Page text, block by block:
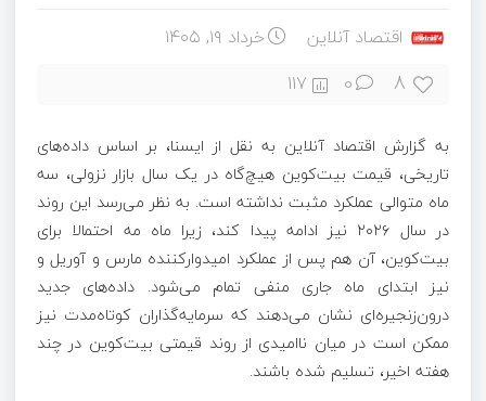
اقتصاد آنلاین خرداد ۱۹, ۱۴۰۵
8
0
117
به گزارش اقتصاد آنلاین به نقل از ایسنا، بر اساس داده‌های
تاریخی، قیمت بیت‌کوین هیچ‌گاه در یک سال بازار نزولی، سه
ماه متوالی عملکرد مثبت نداشته است. به نظر می‌رسد این روند
در سال ۲۰۲۶ نیز ادامه پیدا کند، زیرا ماه مه احتمالا برای
بیت‌کوین، آن هم پس از عملکرد امیدوارکننده مارس و آوریل و
نیز ابتدای ماه جاری منفی تمام می‌شود. داده‌های جدید
درون‌زنجیره‌ای نشان می‌دهند که سرمایه‌گذاران کوتاه‌مدت نیز
ممکن است در میان ناامیدی از روند قیمتی بیت‌کوین در چند
هفته اخیر، تسلیم شده باشند.